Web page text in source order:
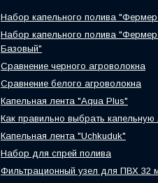
Набор капельного полива
Набор капельного полива
Базовый"
Сравнение черного агроволокна
Сравнение белого агроволокна
Капельная лента "Aqua Plus"
Как правильно выбрать капельную
Капельная лента "Uchkuduk"
Набор для спрей полива
Фильтрационный узел для ПВХ 32